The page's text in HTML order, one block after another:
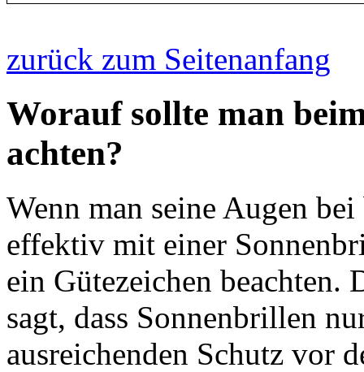
zurück zum Seitenanfang
Worauf sollte man
achten?
Wenn man seine Augen
effektiv mit einer
ein Gütezeichen beachten.
sagt, dass Sonnenbrillen
ausreichenden Schutz vor